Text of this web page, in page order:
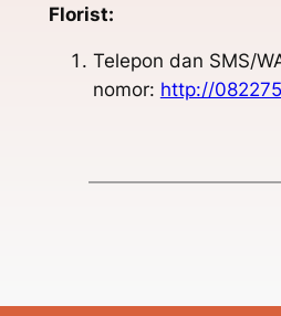
Florist:
Telepon dan SMS/
nomor: http://